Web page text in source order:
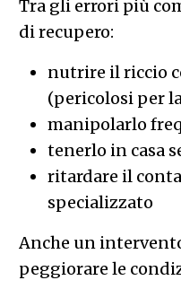
Tra gli errori più
di recupero:
nutrire il riccio
(pericolosi per
manipolarlo
tenerlo in casa
ritardare il
specializzato
Anche un
peggiorare le